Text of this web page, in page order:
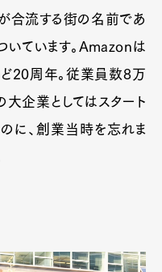
合流する街の名前であ
いています。Amazonは
20周年。従業員数8万
企業としてはスタート
に、創業当時を忘れま